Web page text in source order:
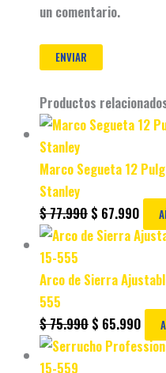
un comentario.
Productos
Marco Segueta 12
Stanley
$77.990 $ 67.990
Arco de Sierra
555
$75.990 $ 65.990